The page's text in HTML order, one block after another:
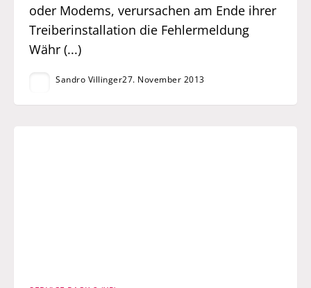
oder Modems, verursachen am Ende ihrer
Treiberinstallation die Fehlermeldung
Währ (...)
Sandro Villinger27. November 2013